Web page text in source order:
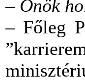
– Önök
– Főleg